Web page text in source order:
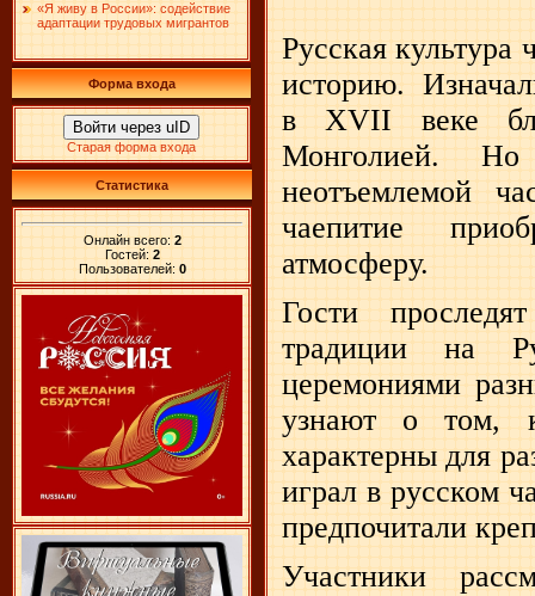
«Я живу в России»: содействие
адаптации трудовых мигрантов
Форма входа
Войти через uID
Старая форма входа
Статистика
Онлайн всего: 2
Гостей: 2
Пользователей: 0
Русская культура
историю.
в XVII веке
Монголией.
неотъемлемой
чаепитие
атмосферу.
Гости
традиции на
церемониями
узнают о том,
характерны для
играл в русском
предпочитали
Участники